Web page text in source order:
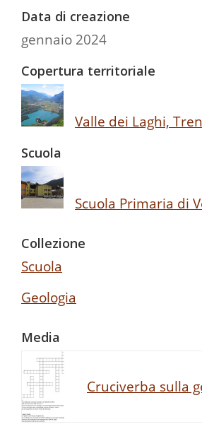
Data di creazione
gennaio 2024
Copertura territoriale
Valle dei Laghi,
Scuola
Scuola Primaria di
Collezione
Scuola
Geologia
Media
Cruciverba sulla